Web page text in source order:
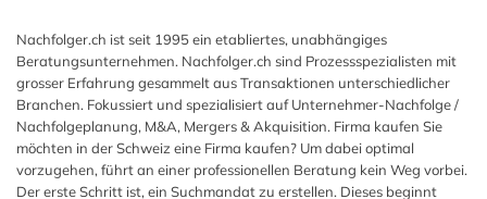
Nachfolger.ch ist seit 1995 ein etabliertes, unabhängiges
Beratungsunternehmen. Nachfolger.ch sind Prozessspezialisten mit
grosser Erfahrung gesammelt aus Transaktionen unterschiedlicher
Branchen. Fokussiert und spezialisiert auf Unternehmer-Nachfolge /
Nachfolgeplanung, M&A, Mergers & Akquisition. Firma kaufen Sie
möchten in der Schweiz eine Firma kaufen? Um dabei optimal
vorzugehen, führt an einer professionellen Beratung kein Weg vorbei.
Der erste Schritt ist, ein Suchmandat zu erstellen. Dieses beginnt